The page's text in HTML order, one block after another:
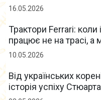
16.05.2026
Трактори Ferrari: коли
працює не на трасі,
10.05.2026
Від українських
історія успіху